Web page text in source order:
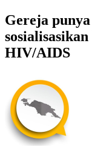
Gereja
HIV/AIDS